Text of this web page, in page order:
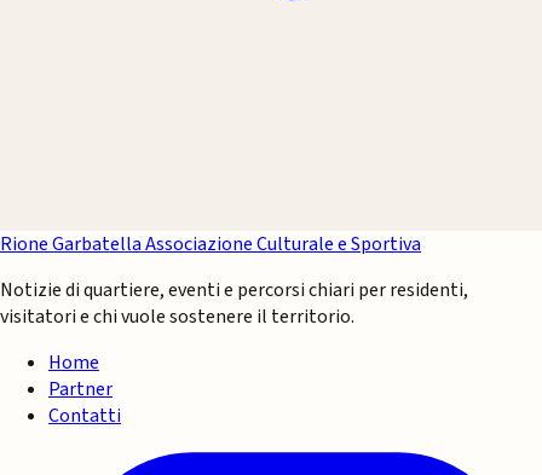
Rione GarbatellaAssociazione Culturale e Sportiva
Notizie di quartiere, eventi e percorsi chiari per residenti,
visitatori e chi vuole sostenere il territorio.
Home
Partner
Contatti